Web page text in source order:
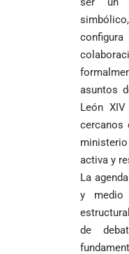
asuntos
León
cercanos
activa y
La
y medio
de